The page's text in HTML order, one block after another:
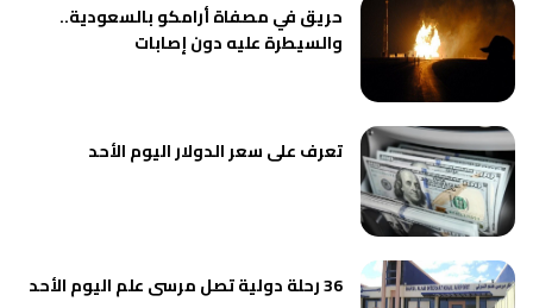
حريق في مصفاة أرامكو بالسعودية..
والسيطرة عليه دون إصابات
تعرف على سعر الدولار اليوم الأحد
36 رحلة دولية تصل مرسى علم اليوم الأحد